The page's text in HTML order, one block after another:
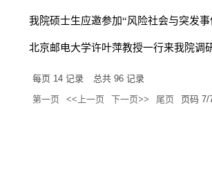
我院硕士生应邀参加“风险社会与突发事
北京邮电大学许叶萍教授一行来我院调
每页 14 记录 总共96 记录
第一页
<<上一页 下一页>> 尾页 页码7/